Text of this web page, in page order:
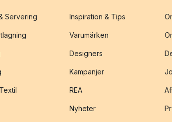
Servering Inspiration & Tips
Varumärken
Designers
Kampanjer
REA
Nyheter